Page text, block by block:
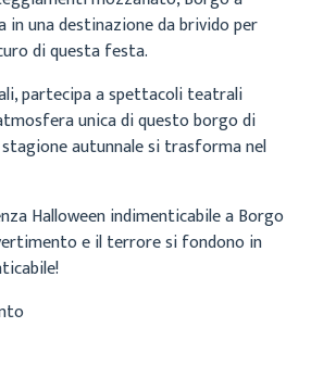
una destinazione da brivido per
di questa festa.
partecipa a spettacoli teatrali
unica di questo borgo di
autunnale si trasforma nel
Halloween indimenticabile a Borgo
e il terrore si fondono in